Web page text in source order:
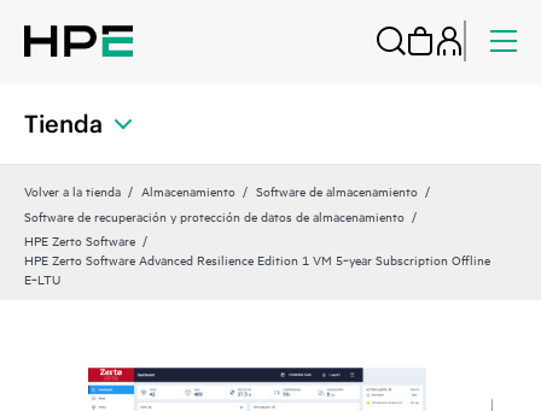
Tienda
Volver a la tienda Almacenamiento
Software de almacenamiento
Software de recuperación y protección de datos de almacenamiento
HPE Zerto Software
HPE Zerto Software Advanced Resilience Edition 1 VM 5‑year Subscription Offline
E‑LTU